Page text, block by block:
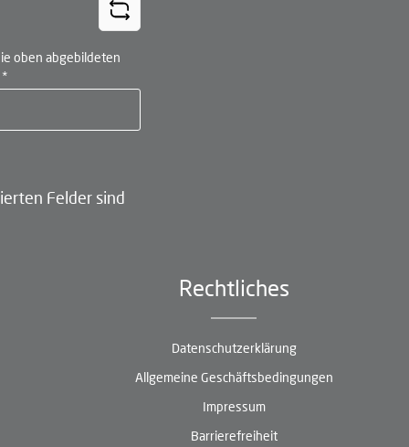
oben abgebildeten
*
Felder sind
Rechtliches
Datenschutzerklärung
Allgemeine Geschäftsbedingungen
Impressum
Barrierefreiheit